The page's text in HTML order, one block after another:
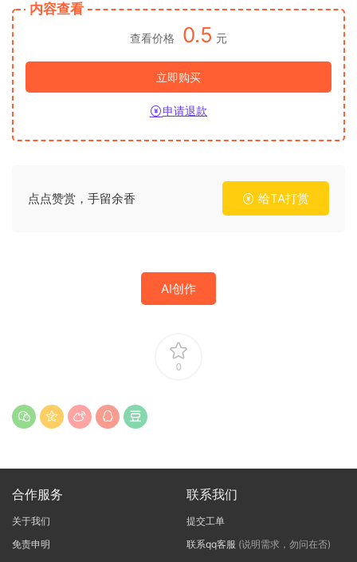
内容查看
查看价格 0.5 元
立即购买
申请退款
点点赞赏，手留余香 给TA打赏
AI创作
0
合作服务
关于我们
免责申明
联系我们
提交工单
联系qq客服 (说明需求，勿问在否)